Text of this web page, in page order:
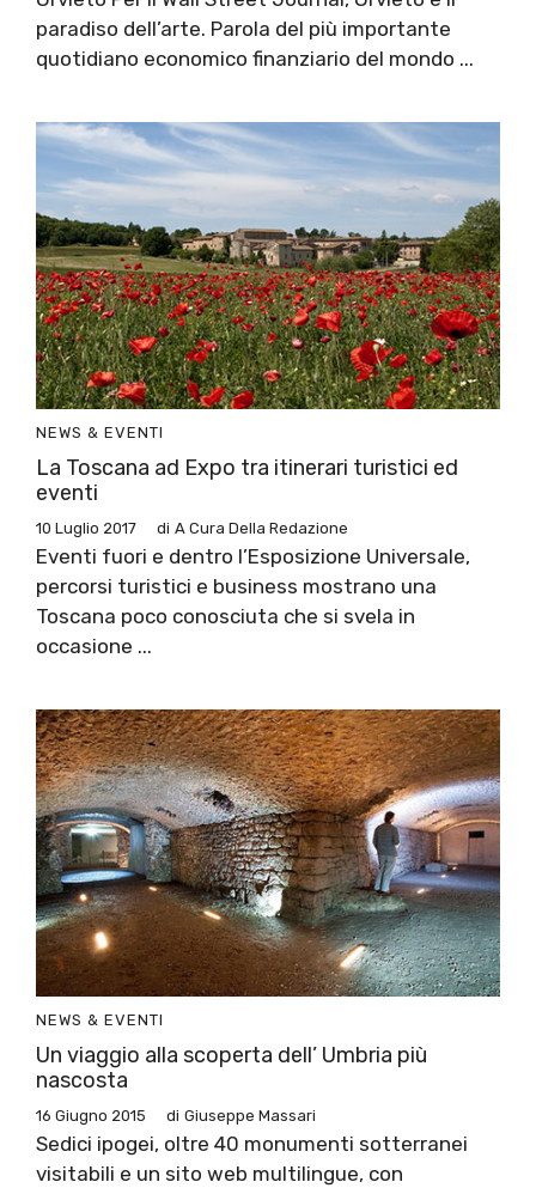
paradiso dell’arte. Parola del più importante
quotidiano economico finanziario del mondo ...
NEWS & EVENTI
La Toscana ad Expo tra itinerari turistici ed
eventi
10 Luglio 2017 di A Cura Della Redazione
Eventi fuori e dentro l’Esposizione Universale,
percorsi turistici e business mostrano una
Toscana poco conosciuta che si svela in
occasione ...
NEWS & EVENTI
Un viaggio alla scoperta dell’ Umbria più
nascosta
16 Giugno 2015 di Giuseppe Massari
Sedici ipogei, oltre 40 monumenti sotterranei
visitabili e un sito web multilingue, con